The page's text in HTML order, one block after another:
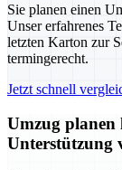
Sie planen einen
Unser erfahrenes
letzten Karton zur
termingerecht.
Jetzt schnell
Umzug planen
Unterstützung